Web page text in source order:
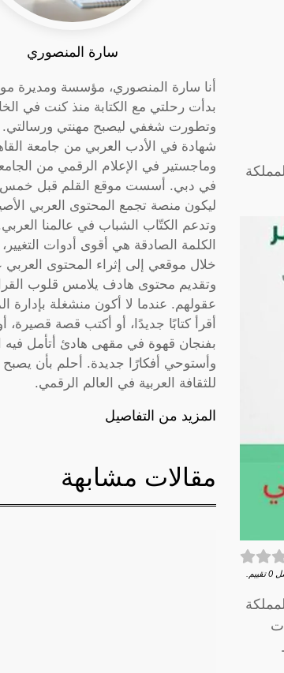
0 تقييم.
سارة المنصوري
أنا سارة المنصوري، مؤسسة ومديرة
بدأت رحلتي مع الكتابة منذ كنت في
وتطورت شغفي ليصبح مهنتي
شهادة في الأدب العربي من جامعة
وماجستير في الإعلام الرقمي من
في دبي. أسست موقع القلم قبل
ليكون منصة تجمع المحتوى العربي
وتدعم الكتّاب الشباب في عالمنا
الكلمة الصادقة هي أقوى أدوات
خلال موقعي إلى إثراء المحتوى العربي
وتقديم محتوى هادف يلامس قلوب
عقولهم. عندما لا أكون منشغلة بإدارة
أقرأ كتابًا جديدًا، أو أكتب قصة قصيرة،
بفنجان قهوة في مقهى هادئ أتأمل فيه
وأستوحي أفكارًا جديدة. أحلم بأن يصبح
للثقافة العربية في العالم الرقمي.
المزيد من التفاصيل
مقالات مشابهة